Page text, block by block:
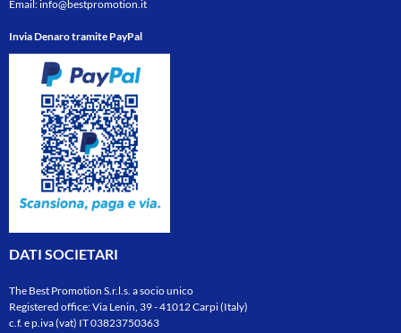
Email:info@bestpromotion.it
Invia Denaro tramite PayPal
DATI SOCIETARI
The Best Promotion S.r.l.s. a socio unico
Registered office: Via Lenin, 39 - 41012 Carpi (Italy)
c.f. e p.iva (vat) IT 03823750363